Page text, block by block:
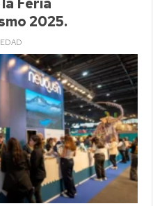
2025.